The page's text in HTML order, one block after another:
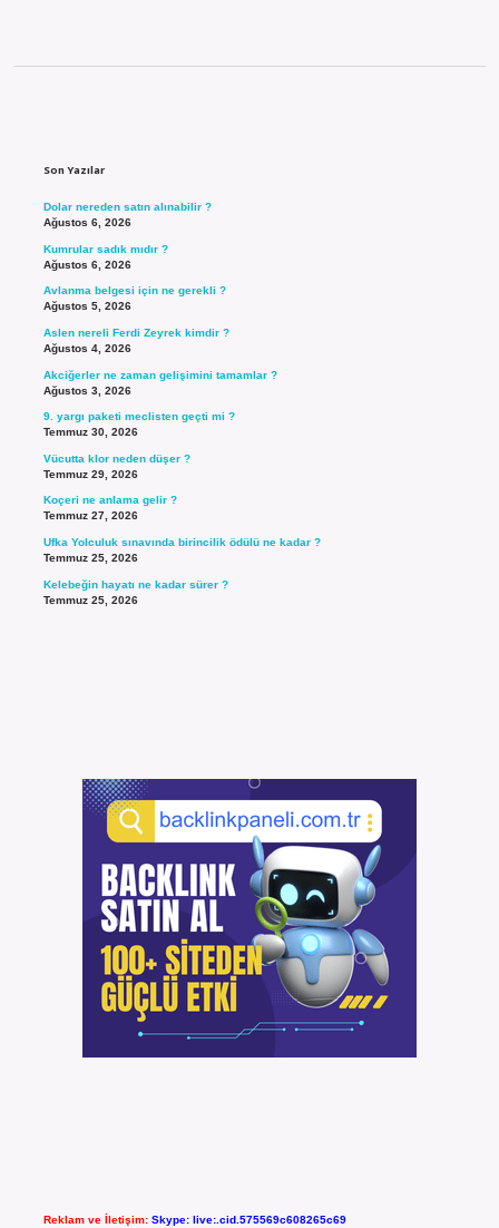
Son Yazılar
Dolar nereden satın alınabilir ?
Ağustos 6, 2026
Kumrular sadık mıdır ?
Ağustos 6, 2026
Avlanma belgesi için ne gerekli ?
Ağustos 5, 2026
Aslen nereli Ferdi Zeyrek kimdir ?
Ağustos 4, 2026
Akciğerler ne zaman gelişimini tamamlar ?
Ağustos 3, 2026
9. yargı paketi meclisten geçti mi ?
Temmuz 30, 2026
Vücutta klor neden düşer ?
Temmuz 29, 2026
Koçeri ne anlama gelir ?
Temmuz 27, 2026
Ufka Yolculuk sınavında birincilik ödülü ne kadar ?
Temmuz 25, 2026
Kelebeğin hayatı ne kadar sürer ?
Temmuz 25, 2026
Reklam ve İletişim: Skype: live:.cid.575569c608265c69